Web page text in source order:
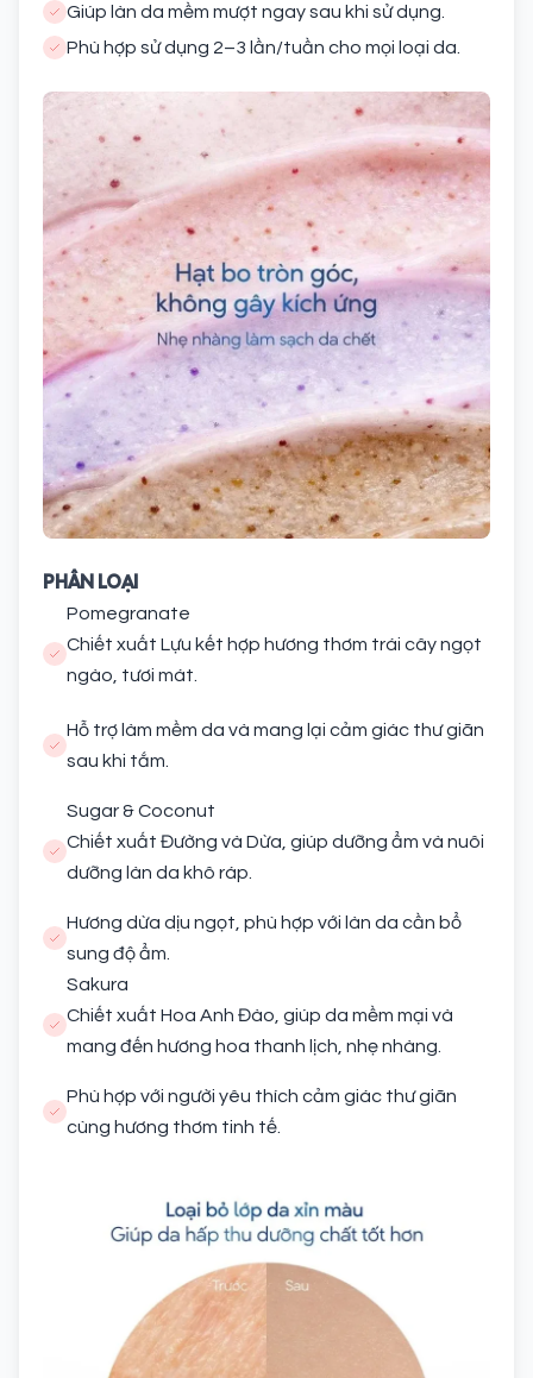
Giúp làn da mềm mượt ngay sau khi sử dụng.
Phù hợp sử dụng 2–3 lần/tuần cho mọi loại da.
PHÂN LOẠI
Pomegranate
Chiết xuất Lựu kết hợp hương thơm trái cây ngọt
ngào, tươi mát.
Hỗ trợ làm mềm da và mang lại cảm giác thư giãn
sau khi tắm.
Sugar & Coconut
Chiết xuất Đường và Dừa, giúp dưỡng ẩm và nuôi
dưỡng làn da khô ráp.
Hương dừa dịu ngọt, phù hợp với làn da cần bổ
sung độ ẩm.
Sakura
Chiết xuất Hoa Anh Đào, giúp da mềm mại và
mang đến hương hoa thanh lịch, nhẹ nhàng.
Phù hợp với người yêu thích cảm giác thư giãn
cùng hương thơm tinh tế.